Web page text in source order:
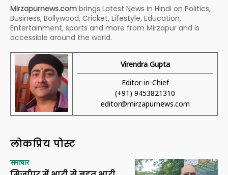
Mirzapurnews.com brings Latest News in Hindi on Politics,
Business, Bollywood, Cricket, Lifestyle, Education,
Entertainment, sports and more from Mirzapur and is
accessible around the world.
Virendra Gupta
Editor-in-Chief
(+91) 9453821310
editor@mirzapurnews.com
लोकप्रिय पोस्ट
समाचार